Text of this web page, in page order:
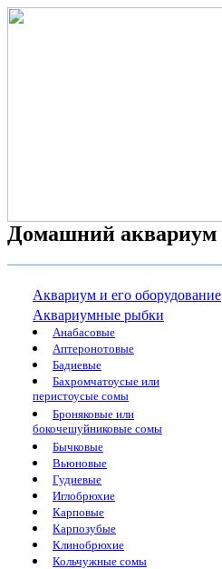
Домашний аквариум
Аквариум и его оборудование
Аквариумные рыбки
Анабасовые
Аптеронотовые
Бадиевые
Бахромчатоусые или
перистоусые сомы
Броняковые или
бокочешуйниковые сомы
Бычковые
Вьюновые
Гудиевые
Иглобрюхие
Карповые
Карпозубые
Клинобрюхие
Кольчужные сомы